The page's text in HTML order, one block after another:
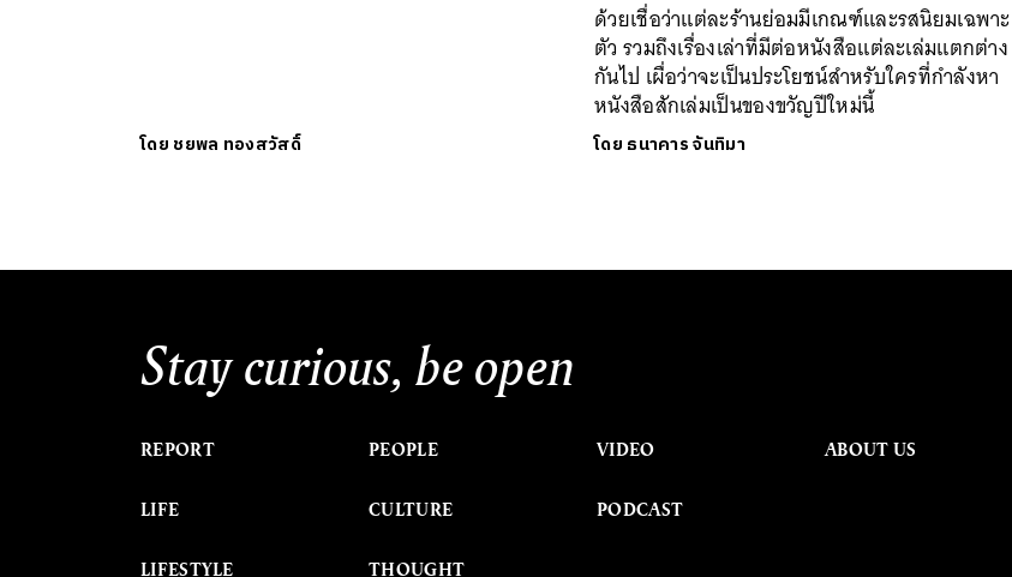
โดย ชยพล ทองสวัสดิ์
ด้วยเชื่อว่าแต่ละร้านย่อมมีเกณฑ์และรสนิยมเฉพาะ
ตัว รวมถึงเรื่องเล่าที่มีต่อหนังสือแต่ละเล่มแตกต่าง
กันไป เผื่อว่าจะเป็นประโยชน์สำหรับใครที่กำลังหา
หนังสือสักเล่มเป็นของขวัญปีใหม่นี้
โดย ธนาคาร จันทิมา
Stay curious, be open
REPORT
LIFE
LIFESTYLE
PEOPLE
CULTURE
THOUGHT
VIDEO
PODCAST
ABOUT US